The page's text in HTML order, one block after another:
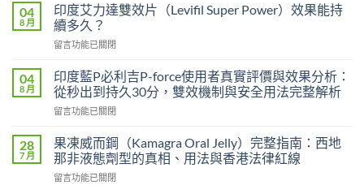
04
8 月
印度艾力達雙效片（Levifil Super Power）效果能持
續多久？
在
度
艾
力
達
效
片
（Levifil
Super
留言功能已關閉
04
8 月
印度藍P必利吉P-force使用者真實評價與效果分析：
從秒出到持久30分，雙效機制與安全用法完整解析
在
度
藍
P
必
留言功能已關閉
28
7 月
果凍威而鋼（Kamagra Oral Jelly）完整指南：西地
那非液態劑型的真相、用法與香港法律紅線
在
留言功能已關閉